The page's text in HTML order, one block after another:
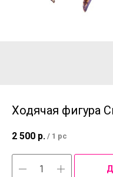
Ходячая фигура
2 500 р. / 1 pc